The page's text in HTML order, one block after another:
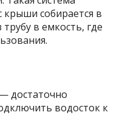
крыши собирается в
в емкость, где
достаточно
водосток к